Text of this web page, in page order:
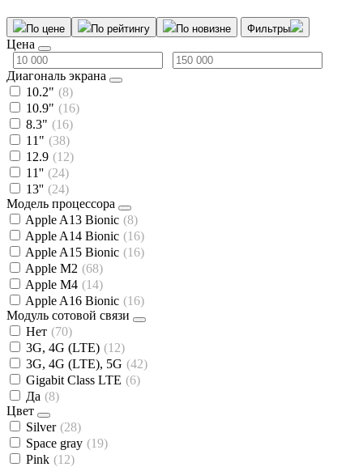
По цене По рейтингу По новизне Фильтры
Цена
Диагональ экрана
10.2" (8)
10.9" (16)
8.3" (16)
11" (38)
12.9 (12)
11'' (24)
13'' (24)
Модель процессора
Apple A13 Bionic (8)
Apple A14 Bionic (16)
Apple A15 Bionic (16)
Apple M2 (68)
Apple M4 (14)
Apple A16 Bionic (16)
Модуль сотовой связи
Нет (70)
3G, 4G (LTE) (12)
3G, 4G (LTE), 5G (42)
Gigabit Class LTE (6)
Да (8)
Цвет
Silver (28)
Space gray (19)
Pink (12)